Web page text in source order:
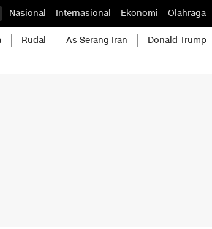
Nasional Internasional Ekonomi Olahraga
Rudal As Serang Iran Donald Trump